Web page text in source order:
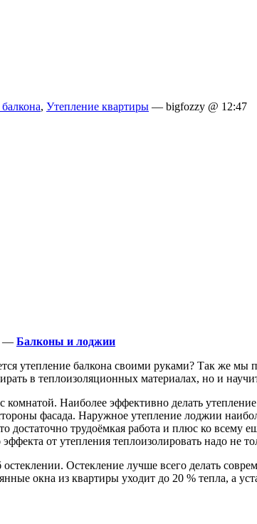
, Утепление квартиры — bigfozzy @ 12:47
— Балконы и лоджии
утепление балкона своими руками? Так же
в теплоизоляционных материалах, но и
Наиболее эффективно делать
фасада. Наружное утепление лоджии
трудоёмкая работа и плюс ко всему
от утепления теплоизолировать надо не
Остекление лучше всего делать
окна из квартиры уходит до 20 % тепла, а